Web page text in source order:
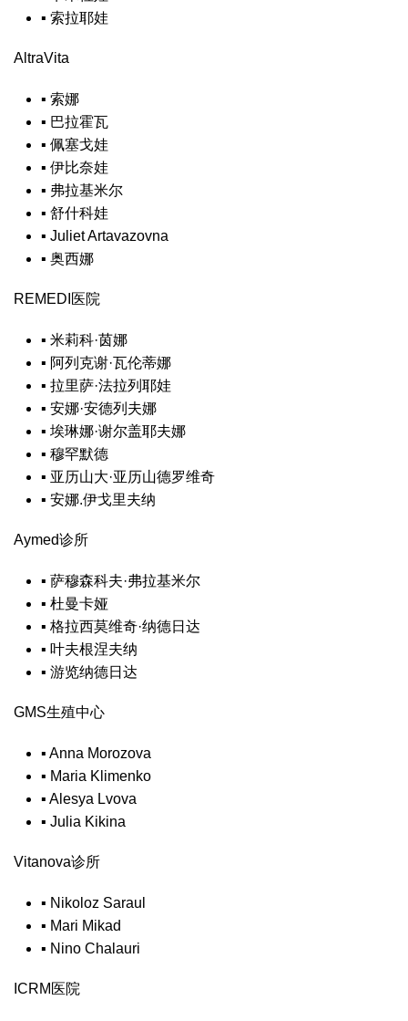
▪ 索拉耶娃
AltraVita
▪ 索娜
▪ 巴拉霍瓦
▪ 佩塞戈娃
▪ 伊比奈娃
▪ 弗拉基米尔
▪ 舒什科娃
▪ Juliet Artavazovna
▪ 奥西娜
REMEDI医院
▪ 米莉科·茵娜
▪ 阿列克谢·瓦伦蒂娜
▪ 拉里萨·法拉列耶娃
▪ 安娜·安德列夫娜
▪ 埃琳娜·谢尔盖耶夫娜
▪ 穆罕默德
▪ 亚历山大·亚历山德罗维奇
▪ 安娜.伊戈里夫纳
Aymed诊所
▪ 萨穆森科夫·弗拉基米尔
▪ 杜曼卡娅
▪ 格拉西莫维奇·纳德日达
▪ 叶夫根涅夫纳
▪ 游览纳德日达
GMS生殖中心
▪ Anna Morozova
▪ Maria Klimenko
▪ Alesya Lvova
▪ Julia Kikina
Vitanova诊所
▪ Nikoloz Saraul
▪ Mari Mikad
▪ Nino Chalauri
ICRM医院